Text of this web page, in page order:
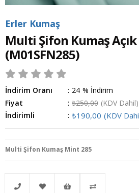
Erler Kumaş
Multi Şifon Kumaş Açık
(M01SFN285)
İndirim Oranı : %
24
İndirim
Fiyat
: ₺250,00 (KDV Dahil)
İndirimli
: ₺190,00 (KDV
Multi Şifon Kumaş Mint 285